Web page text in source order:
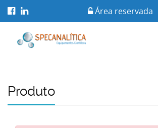
Área reservada
Produto